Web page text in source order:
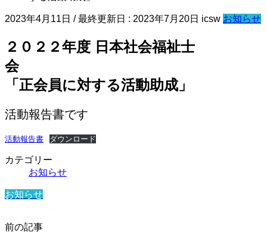
2023年4月11日 / 最終更新日 : 2023年7月20日 icsw お知らせ
２０２２年度 日本社会福祉士
会
「正会員に対する活動助成」
活動報告書です
活動報告書 ダウンロード
カテゴリー
お知らせ
お知らせ
前の記事